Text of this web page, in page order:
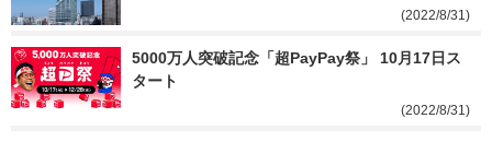
(2022/8/31)
5000万人突破記念「超PayPay祭」 10月17日ス
タート
(2022/8/31)